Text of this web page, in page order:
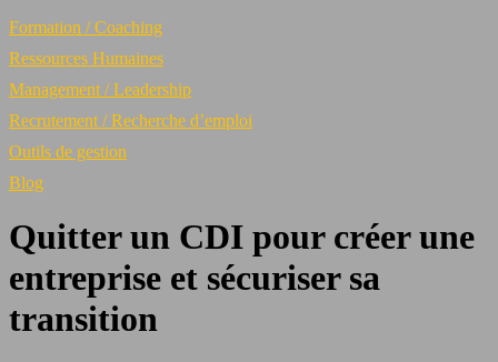
Formation / Coaching
Ressources Humaines
Management / Leadership
Recrutement / Recherche d’emploi
Outils de gestion
Blog
Quitter un CDI pour créer une
entreprise et sécuriser sa
transition